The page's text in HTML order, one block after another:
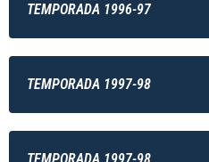
TEMPORADA 1996-97
TEMPORADA 1997-98